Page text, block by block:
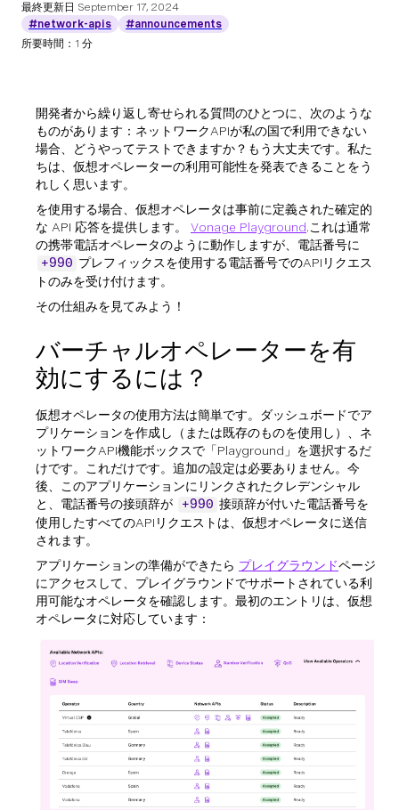
最終更新日 September 17, 2024
#network-apis
#announcements
所要時間：1 分
開発者から繰り返し寄せられる質問のひとつに、次のような
ものがあります：ネットワークAPIが私の国で利用できない
場合、どうやってテストできますか？もう大丈夫です。私た
ちは、仮想オペレーターの利用可能性を発表できることをう
れしく思います。
を使用する場合、仮想オペレータは事前に定義された確定的
な API 応答を提供します。 Vonage Playground.これは通常
の携帯電話オペレータのように動作しますが、電話番号に
+990 プレフィックスを使用する電話番号でのAPIリクエス
トのみを受け付けます。
その仕組みを見てみよう！
バーチャルオペレーターを有
効にするには？
仮想オペレータの使用方法は簡単です。ダッシュボードでア
プリケーションを作成し（または既存のものを使用し）、ネ
ットワークAPI機能ボックスで「Playground」を選択するだ
けです。これだけです。追加の設定は必要ありません。今
後、このアプリケーションにリンクされたクレデンシャル
と、電話番号の接頭辞が
+990 接頭辞が付いた電話番号を
使用したすべてのAPIリクエストは、仮想オペレータに送信
されます。
アプリケーションの準備ができたら プレイグラウンドページ
にアクセスして、プレイグラウンドでサポートされている利
用可能なオペレータを確認します。最初のエントリは、仮想
オペレータに対応しています：